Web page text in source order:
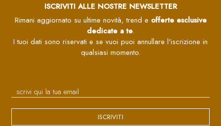
ISCRIVITI ALLE NOSTRE NEWSLETTER
Rimani aggiornato su ultime novità, trend e offerte esclusive
dedicate a te.
I tuoi dati sono riservati e se vuoi puoi annullare l'iscrizione in
qualsiasi momento.
ISCRIVITI